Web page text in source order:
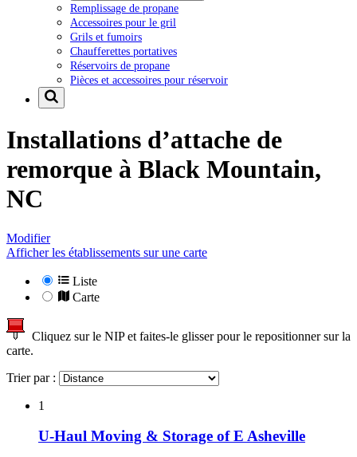
Remplissage de propane
Accessoires pour le gril
Grils et fumoirs
Chaufferettes portatives
Réservoirs de propane
Pièces et accessoires pour réservoir
Installations d’attache de
remorque à Black Mountain,
NC
Modifier
Afficher les établissements sur une carte
Liste
Carte
Cliquez sur le NIP et faites-le glisser pour le repositionner sur la
carte.
Trier par :
1
U-Haul Moving & Storage of E Asheville